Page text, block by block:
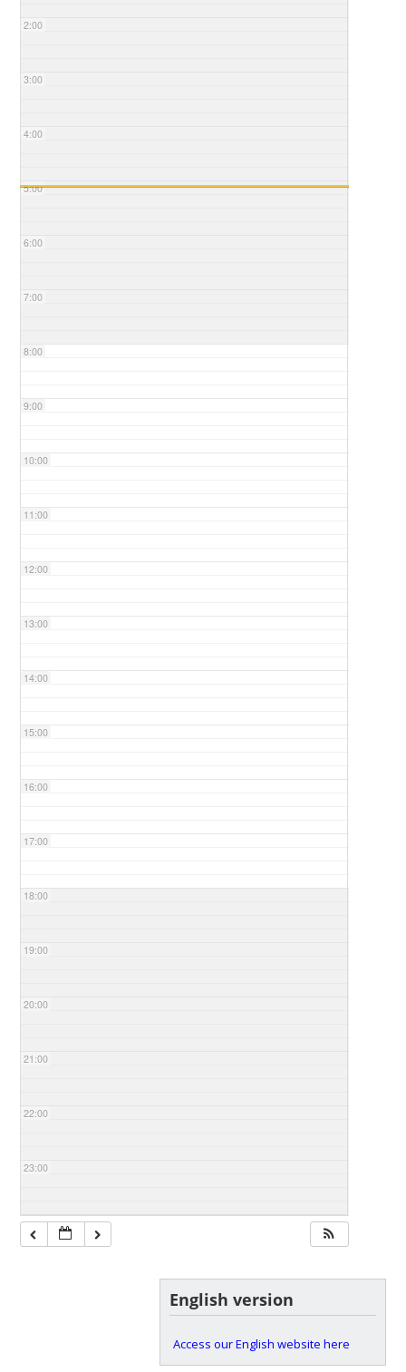
2:00
3:00
4:00
5:00
6:00
7:00
8:00
9:00
10:00
11:00
12:00
13:00
14:00
15:00
16:00
17:00
18:00
19:00
20:00
21:00
22:00
23:00
English version
Access our English website here